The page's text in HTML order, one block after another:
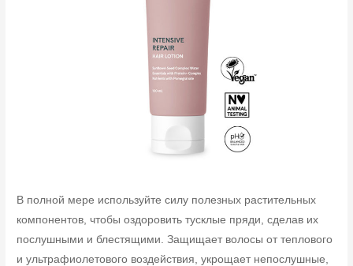
В полной мере используйте силу полезных растительных
компонентов, чтобы оздоровить тусклые пряди, сделав их
послушными и блестящими. Защищает волосы от теплового
и ультрафиолетового воздействия, укрощает непослушные,